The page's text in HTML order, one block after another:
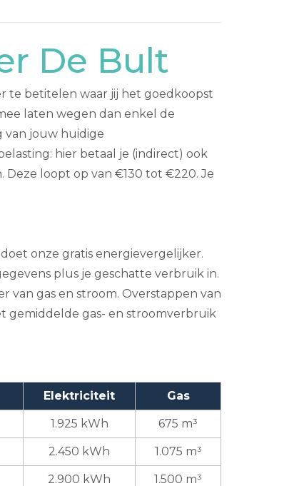
De Bult
te betitelen waar jij het goedkoopst
laten wegen dan enkel de
van jouw huidige
hier betaal je (indirect) ook
loopt op van €130 tot €220. Je
onze gratis energievergelijker.
plus je geschatte verbruik in.
van gas en stroom. Overstappen van
gemiddelde gas- en stroomverbruik
Elektriciteit Gas
1.925 kWh 675 m³
2.450 kWh 1.075 m³
2.900 kWh 1.500 m³